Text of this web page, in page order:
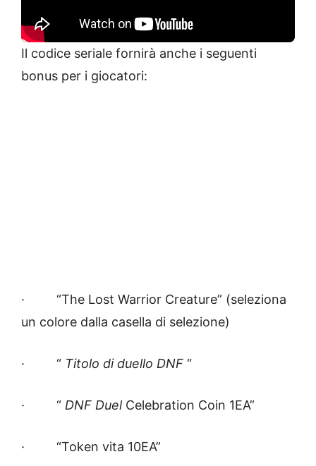
Il codice seriale fornirà anche i seguenti
bonus per i giocatori:
· “The Lost Warrior Creature” (seleziona
un colore dalla casella di selezione)
· “ Titolo di duello DNF “
· “ DNF DuelCelebration Coin 1EA”
· “Token vita 10EA”